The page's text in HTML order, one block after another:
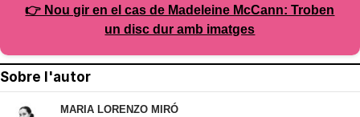
👉 Nou gir en el cas de Madeleine McCann: Troben
un disc dur amb imatges
Sobre l'autor
MARIA LORENZO MIRÓ